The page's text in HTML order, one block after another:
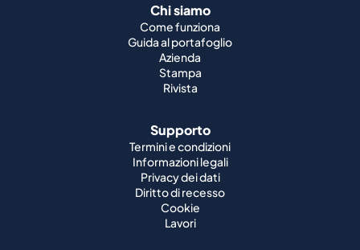
Rivista
Supporto
Termini e condizioni
Informazioni legali
Privacy dei dati
Cookie
Lavori
Whisky del mondo
Whisky giapponese
Whisky irlandese